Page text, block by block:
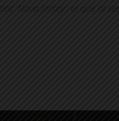
'Nova Jersey', el que al